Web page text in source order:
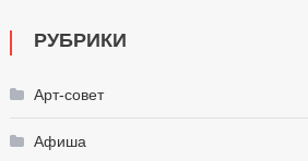
РУБРИКИ
Арт-совет
Афиша